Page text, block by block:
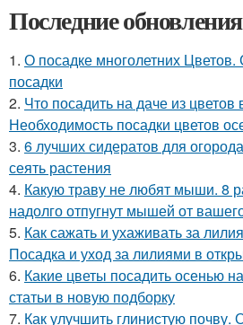
Последние
1. О посадке многолетних
посадки
2. Что посадить на даче из
Необходимость посадки цветов
3. 6 лучших сидератов для
сеять растения
4. Какую траву не любят мыши. 8
надолго отпугнут мышей от
5. Как сажать и ухаживать за
Посадка и уход за лилиями в
6. Какие цветы посадить осенью
статьи в новую подборку
7. Как улучшить глинистую почву.